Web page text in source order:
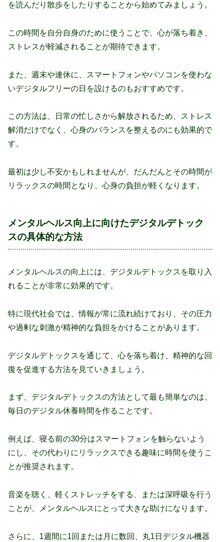
を読んだり散歩をしたりすることから始めてみましょう。
この時間を自分自身のために使うことで、心が落ち着き、
ストレスが軽減されることが期待できます。
また、週末や連休に、スマートフォンやパソコンを使わな
いデジタルフリーの日を設けるのもおすすめです。
この方法は、日常の忙しさから解放されるため、ストレス
解消だけでなく、心身のバランスを整えるのにも効果的で
す。
最初は少し不安かもしれませんが、だんだんとその時間が
リラックスの時間となり、心身の負担が軽くなります。
メンタルヘルス向上に向けたデジタルデトック
スの具体的な方法
メンタルヘルスの向上には、デジタルデトックスを取り入
れることが非常に効果的です。
特に現代社会では、情報が常に流れ続けており、その圧力
や過剰な刺激が精神的な負担をかけることがあります。
デジタルデトックスを通じて、心を落ち着け、精神的な回
復を促進する方法を見ていきましょう。
まず、デジタルデトックスの方法として最も簡単なのは、
毎日のデジタル休養時間を作ることです。
例えば、寝る前の30分はスマートフォンを触らないよう
にし、その代わりにリラックスできる趣味に時間を使うこ
とが推奨されます。
音楽を聴く、軽くストレッチをする、または深呼吸を行う
ことが、メンタルヘルスにとって大きな助けになります。
さらに、1週間に1回または月に数回、丸1日デジタル機器